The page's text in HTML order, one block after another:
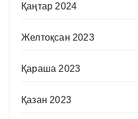
Қаңтар 2024
Желтоқсан 2023
Қараша 2023
Қазан 2023